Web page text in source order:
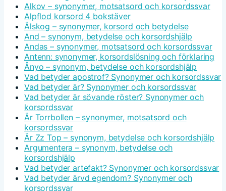
Alkov – synonymer, motsatsord och korsordssvar
Alpflod korsord 4 bokstäver
Älskog – synonymer, korsord och betydelse
And – synonym, betydelse och korsordshjälp
Andas – synonymer, motsatsord och korsordssvar
Antenn: synonymer, korsordslösning och förklaring
Ånyo – synonym, betydelse och korsordshjälp
Vad betyder apostrof? Synonymer och korsordssvar
Vad betyder är? Synonymer och korsordssvar
Vad betyder är sövande röster? Synonymer och
korsordssvar
Är Torrbollen – synonymer, motsatsord och
korsordssvar
Är Zz Top – synonym, betydelse och korsordshjälp
Argumentera – synonym, betydelse och
korsordshjälp
Vad betyder artefakt? Synonymer och korsordssvar
Vad betyder ärvd egendom? Synonymer och
korsordssvar